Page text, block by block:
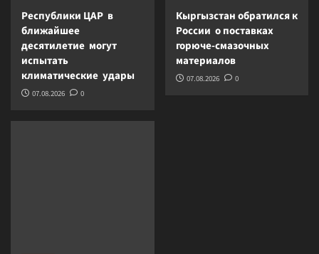
Республики ЦАР в
ближайшее
десятилетие могут
испытать
климатические удары
07.08.2026 0
Кыргызстан обратился к
России о поставках
горюче-смазочных
материалов
07.08.2026 0